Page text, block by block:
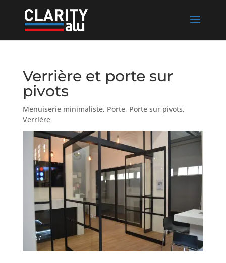
Verrière et porte sur
pivots
Menuiserie minimaliste, Porte, Porte sur pivots,
Verrière